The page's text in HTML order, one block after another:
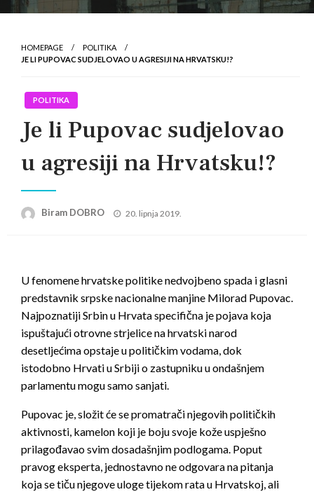
HOMEPAGE
POLITIKA
JE LI PUPOVAC SUDJELOVAO U AGRESIJI NA HRVATSKU!?
POLITIKA
Je li Pupovac sudjelovao
u agresiji na Hrvatsku!?
Biram DOBRO
Posted
20. lipnja 2019.
U fenomene hrvatske politike nedvojbeno spada i glasni
predstavnik srpske nacionalne manjine Milorad Pupovac.
Najpoznatiji Srbin u Hrvata specifična je pojava koja
ispuštajući otrovne strjelice na hrvatski narod
desetljećima opstaje u političkim vodama, dok
istodobno Hrvati u Srbiji o zastupniku u ondašnjem
parlamentu mogu samo sanjati.
Pupovac je, složit će se promatrači njegovih političkih
aktivnosti, kamelon koji je boju svoje kože uspješno
prilagođavao svim dosadašnjim podlogama. Poput
pravog eksperta, jednostavno ne odgovara na pitanja
koja se tiču njegove uloge tijekom rata u Hrvatskoj, ali